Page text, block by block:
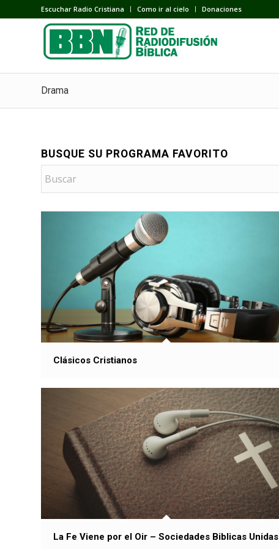
Escuchar Radio Cristiana Como ir al cielo Donaciones
Drama
BUSQUE SU PROGRAMA FAVORITO
Clásicos Cristianos
La Fe Viene por el Oir – Sociedades Biblicas Unidas